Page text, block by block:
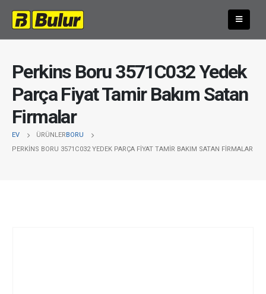
Perkins Boru 3571C032 Yedek
Parça Fiyat Tamir Bakım Satan
Firmalar
EV ÜRÜNLERBORU
PERKINS BORU 3571C032 YEDEK PARÇA FIYAT TAMIR BAKIM SATAN FIRMALAR